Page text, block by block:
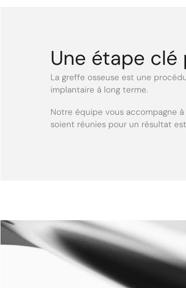
Une étape
La greffe osseuse est une
implantaire à long terme.
Notre équipe vous accompagne
soient réunies pour un résultat